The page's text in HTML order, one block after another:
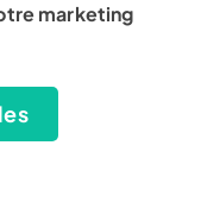
marketing